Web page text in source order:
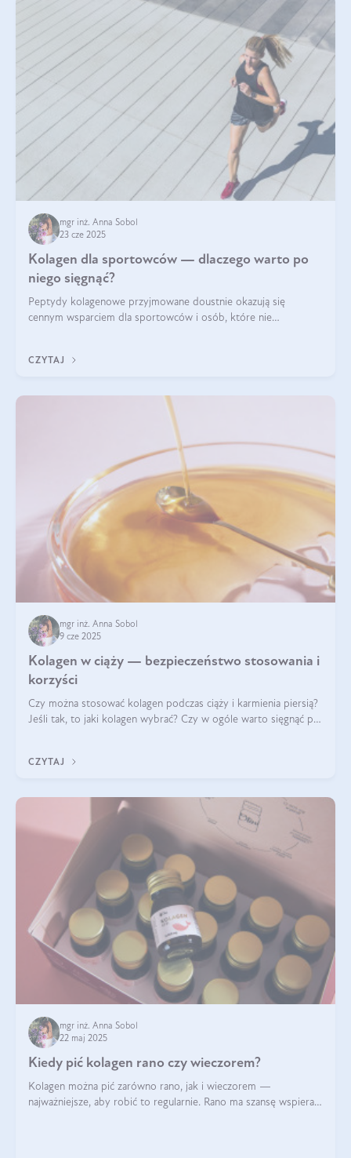
mgr inż. Anna Sobol
23 cze 2025
Kolagen dla sportowców — dlaczego warto po
niego sięgnąć?
Peptydy kolagenowe przyjmowane doustnie okazują się
cennym wsparciem dla sportowców i osób, które nie
CZYTAJ
mgr inż. Anna Sobol
9 cze 2025
Kolagen w ciąży — bezpieczeństwo stosowania i
korzyści
Czy można stosować kolagen podczas ciąży i karmienia piersią?
Jeśli tak, to jaki kolagen wybrać? Czy w ogóle warto sięgnąć po
CZYTAJ
mgr inż. Anna Sobol
22 maj 2025
Kiedy pić kolagen rano czy wieczorem?
Kolagen można pić zarówno rano, jak i wieczorem —
najważniejsze, aby robić to regularnie. Rano ma szansę wspierać